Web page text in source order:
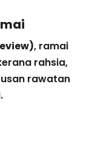
, ramai
rahsia,
rawatan